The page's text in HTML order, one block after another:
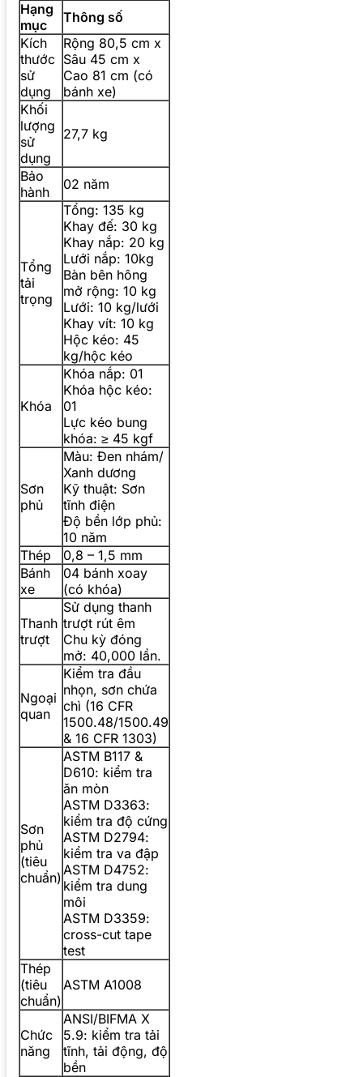
Hạng
mục
Thông số
Kích
thước
sử
dụng
Rộng 80,5 cm x
Sâu 45 cm x
Cao 81 cm (có
bánh xe)
Khối
lượng
sử
dụng
27,7 kg
Bảo
hành
02 năm
Tổng
tải
trọng
Tổng: 135 kg
Khay đế: 30 kg
Khay nắp: 20 kg
Lưới nắp: 10kg
Bàn bên hông
mở rộng: 10 kg
Lưới: 10 kg/lưới
Khay vít: 10 kg
Hộc kéo: 45
kg/hộc kéo
Khóa
Khóa nắp: 01
Khóa hộc kéo:
01
Lực kéo bung
khóa: ≥ 45 kgf
Sơn
phủ
Màu: Đen nhám/
Xanh dương
Kỹ thuật: Sơn
tĩnh điện
Độ bền lớp phủ:
10 năm
Thép
0,8 – 1,5 mm
Bánh
xe
04 bánh xoay
(có khóa)
Thanh
trượt
Sử dụng thanh
trượt rút êm
Chu kỳ đóng
mở: 40,000 lần.
Ngoại
quan
Kiểm tra đầu
nhọn, sơn chứa
chì (16 CFR
1500.48/1500.49
& 16 CFR 1303)
Sơn
phủ
(tiêu
chuẩn)
ASTM B117 &
D610: kiểm tra
ăn mòn
ASTM D3363:
kiểm tra độ cứng
ASTM D2794:
kiểm tra va đập
ASTM D4752:
kiểm tra dung
môi
ASTM D3359:
cross-cut tape
test
Thép
(tiêu
chuẩn)
ASTM A1008
Chức
năng
ANSI/BIFMA X
5.9: kiểm tra tải
tĩnh, tải động, độ
bền